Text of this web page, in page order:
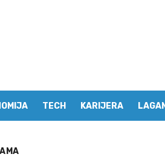
TECH KARIJERA